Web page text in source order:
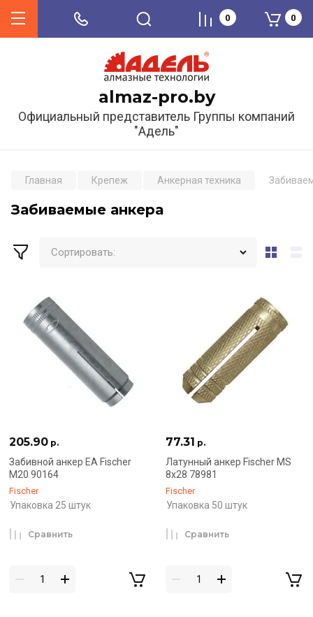
almaz-pro.by
Официальный представитель Группы компаний
"Адель"
0 0
Главная Крепеж Анкерная техника
Забиваемые анкера
Сортировать:
205.90 р.
Забивной анкер EA Fischer
М20 90164
Fischer
Упаковка 25 штук
Сравнить
77.31 р.
Латунный анкер Fischer MS
8х28 78981
Fischer
Упаковка 50 штук
Сравнить